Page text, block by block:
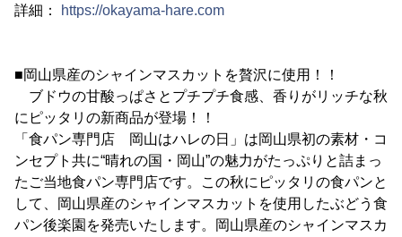
詳細： https://okayama-hare.com
■岡山県産のシャインマスカットを贅沢に使用！！
ブドウの甘酸っぱさとプチプチ食感、香りがリッチな秋
にピッタリの新商品が登場！！
「食パン専門店 岡山はハレの日」は岡山県初の素材・コ
ンセプト共に“晴れの国・岡山”の魅力がたっぷりと詰まっ
たご当地食パン専門店です。この秋にピッタリの食パンと
して、岡山県産のシャインマスカットを使用したぶどう食
パン後楽園を発売いたします。岡山県産のシャインマスカ